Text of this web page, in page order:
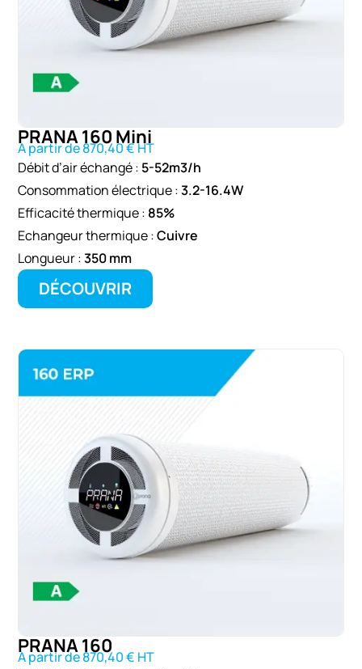
PRANA 160 Mini
A partir de 870,40 € HT
Débit d’air échangé : 5-52m3/h
Consommation électrique :3.2-16.4W
Efficacité thermique : 85%
Echangeur thermique :Cuivre
Longueur :350 mm
DÉCOUVRIR
PRANA 160
A partir de 870,40 € HT